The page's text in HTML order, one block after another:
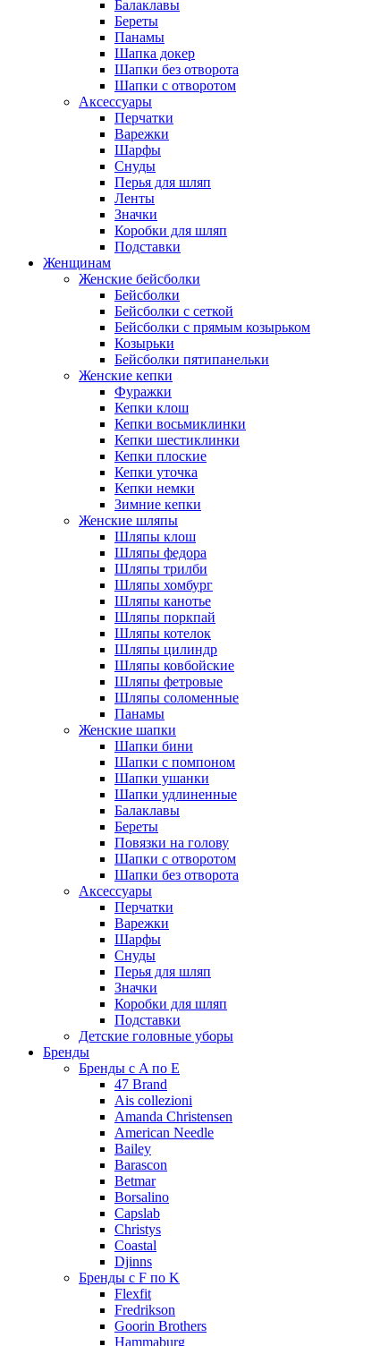
Балаклавы
Береты
Панамы
Шапка докер
Шапки без отворота
Шапки с отворотом
Аксессуары
Перчатки
Варежки
Шарфы
Снуды
Перья для шляп
Ленты
Значки
Коробки для шляп
Подставки
Женщинам
Женские бейсболки
Бейсболки
Бейсболки с сеткой
Бейсболки с прямым козырьком
Козырьки
Бейсболки пятипанельки
Женские кепки
Фуражки
Кепки клош
Кепки восьмиклинки
Кепки шестиклинки
Кепки плоские
Кепки уточка
Кепки немки
Зимние кепки
Женские шляпы
Шляпы клош
Шляпы федора
Шляпы трилби
Шляпы хомбург
Шляпы канотье
Шляпы поркпай
Шляпы котелок
Шляпы цилиндр
Шляпы ковбойские
Шляпы фетровые
Шляпы соломенные
Панамы
Женские шапки
Шапки бини
Шапки с помпоном
Шапки ушанки
Шапки удлиненные
Балаклавы
Береты
Повязки на голову
Шапки с отворотом
Шапки без отворота
Аксессуары
Перчатки
Варежки
Шарфы
Снуды
Перья для шляп
Значки
Коробки для шляп
Подставки
Детские головные уборы
Бренды
Бренды с A по E
47 Brand
Ais collezioni
Amanda Christensen
American Needle
Bailey
Barascon
Betmar
Borsalino
Capslab
Christys
Coastal
Djinns
Бренды с F по K
Flexfit
Fredrikson
Goorin Brothers
Hammaburg